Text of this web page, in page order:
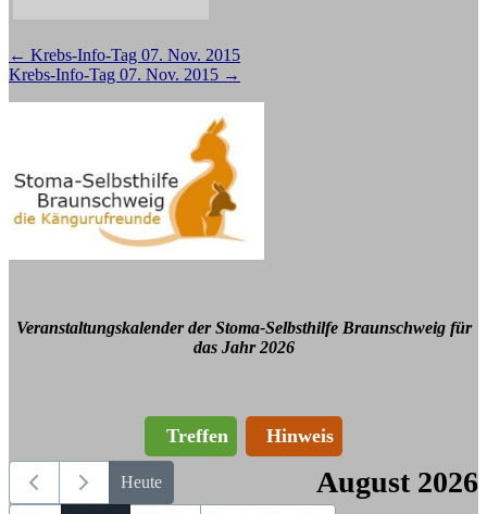
Beitragsnavigation
← Krebs-Info-Tag 07. Nov. 2015
Krebs-Info-Tag 07. Nov. 2015 →
Veranstaltungskalender der Stoma-Selbsthilfe Braunschweig für
das Jahr 2026
Treffen Hinweis
Heute August 2026